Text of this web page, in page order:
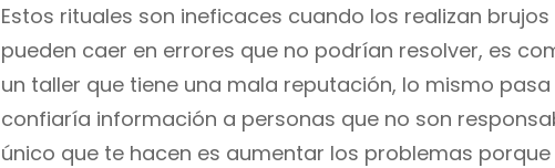
Estos rituales son ineficaces cuando los realizan
pueden caer en errores que no podrían resolver, es
un taller que tiene una mala reputación, lo mismo
confiaría información a personas que no son
único que te hacen es aumentar los problemas